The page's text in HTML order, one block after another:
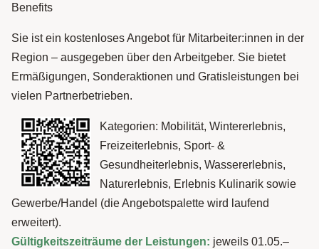
Benefits
Sie ist ein kostenloses Angebot für Mitarbeiter:innen in der
Region – ausgegeben über den Arbeitgeber. Sie bietet
Ermäßigungen, Sonderaktionen und Gratisleistungen bei
vielen Partnerbetrieben.
Kategorien: Mobilität, Wintererlebnis,
Freizeiterlebnis, Sport- &
Gesundheiterlebnis, Wassererlebnis,
Naturerlebnis, Erlebnis Kulinarik sowie
Gewerbe/Handel (die Angebotspalette wird laufend
erweitert).
Gültigkeitszeiträume der Leistungen: jeweils 01.05.–